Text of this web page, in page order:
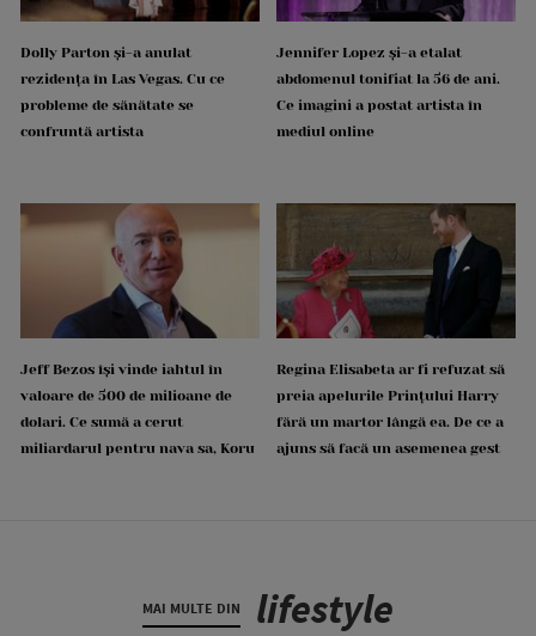
Dolly Parton și-a anulat
rezidența în Las Vegas. Cu ce
probleme de sănătate se
confruntă artista
Jennifer Lopez și-a etalat
abdomenul tonifiat la 56 de ani.
Ce imagini a postat artista în
mediul online
Jeff Bezos își vinde iahtul în
valoare de 500 de milioane de
dolari. Ce sumă a cerut
miliardarul pentru nava sa, Koru
Regina Elisabeta ar fi refuzat să
preia apelurile Prințului Harry
fără un martor lângă ea. De ce a
ajuns să facă un asemenea gest
MAI MULTE DIN lifestyle